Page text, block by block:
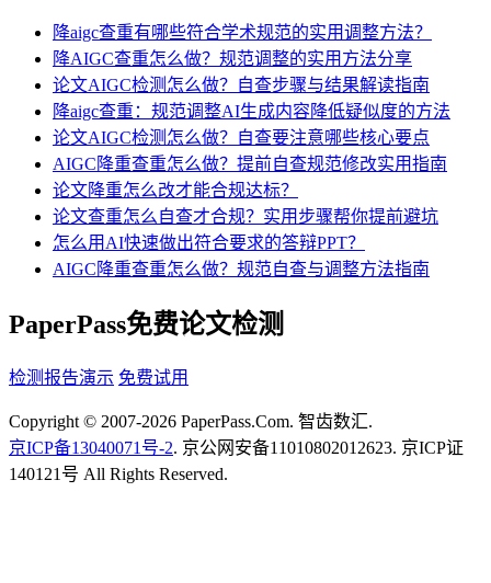
降aigc查重有哪些符合学术规范的实用调整方法？
降AIGC查重怎么做？规范调整的实用方法分享
论文AIGC检测怎么做？自查步骤与结果解读指南
降aigc查重：规范调整AI生成内容降低疑似度的方法
论文AIGC检测怎么做？自查要注意哪些核心要点
AIGC降重查重怎么做？提前自查规范修改实用指南
论文降重怎么改才能合规达标？
论文查重怎么自查才合规？实用步骤帮你提前避坑
怎么用AI快速做出符合要求的答辩PPT？
AIGC降重查重怎么做？规范自查与调整方法指南
PaperPass免费论文检测
检测报告演示 免费试用
Copyright © 2007-2026 PaperPass.Com. 智齿数汇.
京ICP备13040071号-2. 京公网安备11010802012623. 京ICP证
140121号 All Rights Reserved.